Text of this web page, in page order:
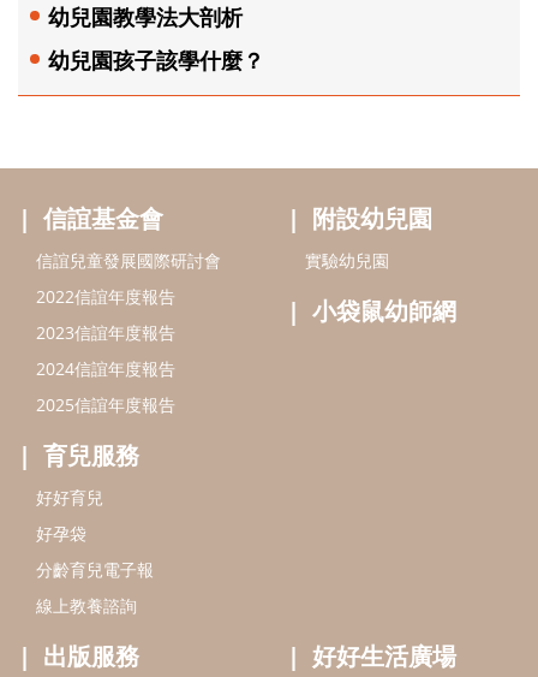
幼兒園教學法大剖析
幼兒園孩子該學什麼？
信誼基金會
信誼兒童發展國際研討會
2022信誼年度報告
2023信誼年度報告
2024信誼年度報告
2025信誼年度報告
育兒服務
好好育兒
好孕袋
分齡育兒電子報
線上教養諮詢
附設幼兒園
實驗幼兒園
小袋鼠幼師網
出版服務 好好生活廣場